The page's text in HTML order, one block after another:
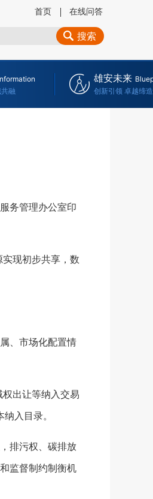
首页 在线问答
搜索
融
雄安未来
创新引领 卓越缔造
务管理办公室印
现初步共享，数
、市场化配置情
出让等纳入交易
入目录。
排污权、碳排放
监督制约制衡机